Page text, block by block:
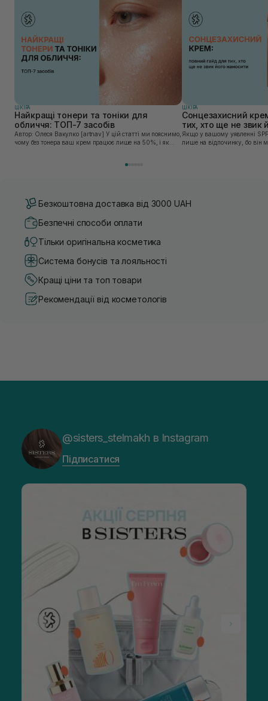
ШКIРА
Найкращі тонери та тоніки для
обличчя: ТОП-7 засобів
Автор: Олеся Вакулко [artnav] У цій статті ми пояснимо,
чому без тонера ваш крем працює лише на 50%, і як
ШКIРА
Сонцезахисний
тих, хто ще не звик
Якщо у вашому уявленні
лише на відпочинку, бо він
Безкоштовна доставка від 3000 UAH
Безпечні способи оплати
Тільки оригінальна косметика
Система бонусів та лояльності
Кращі ціни та топ товари
Рекомендації від косметологів
@sisters_stelmakh в Instagram
Підписатися